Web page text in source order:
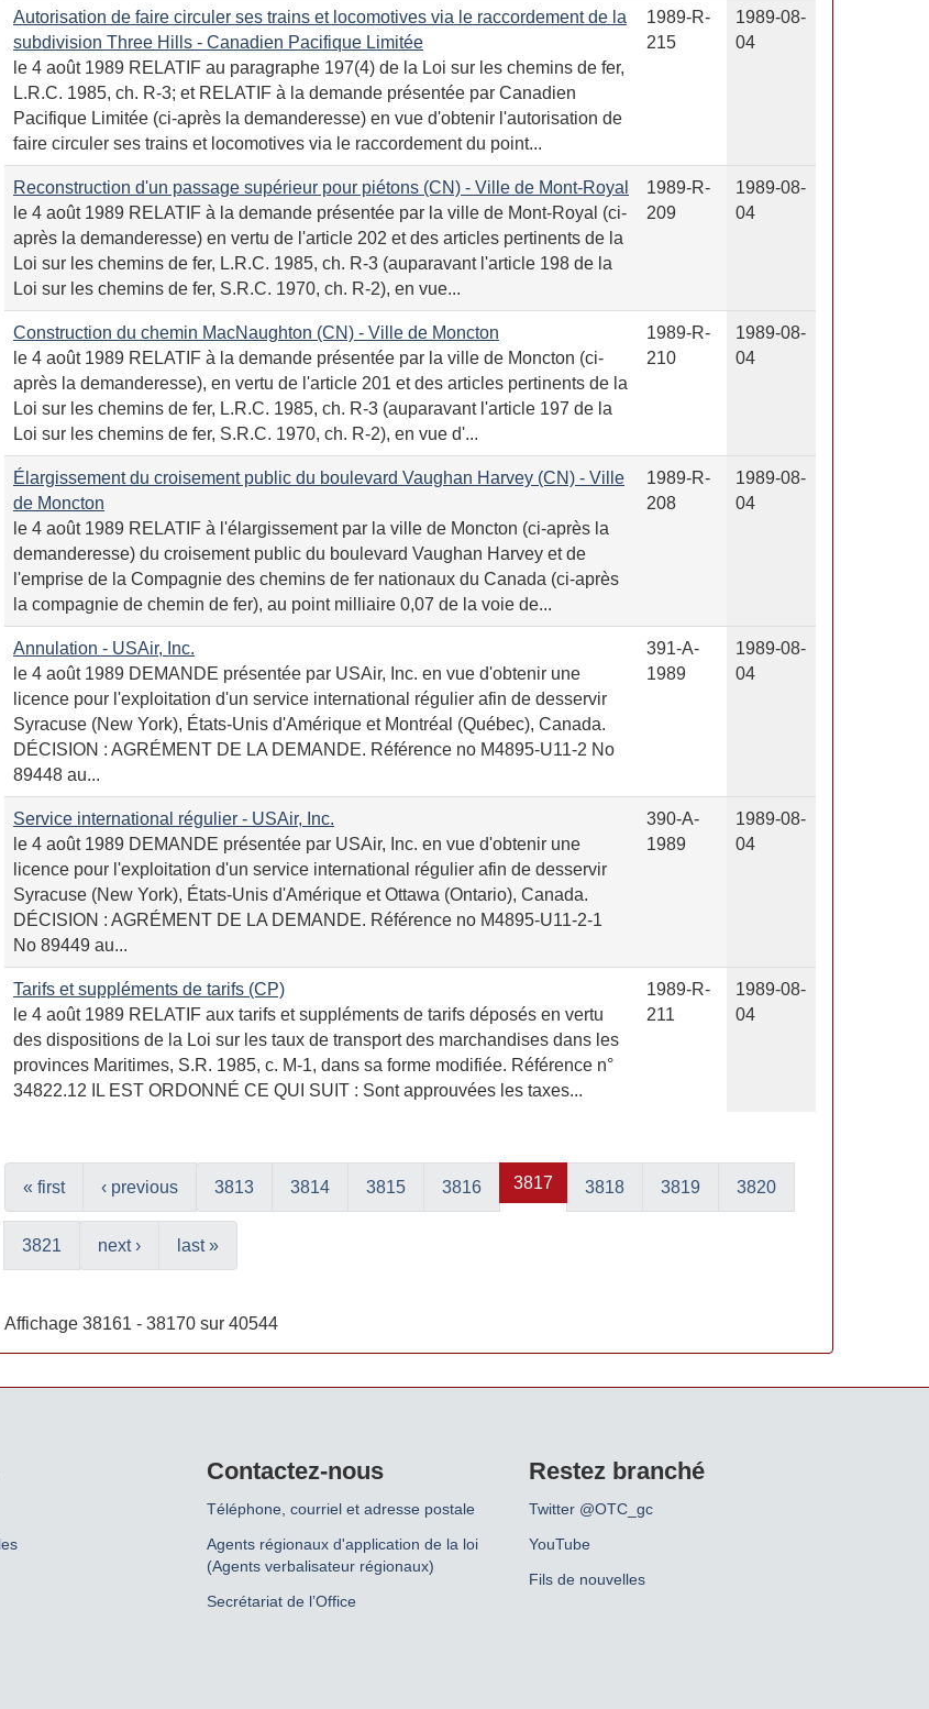
Autorisation de faire circuler ses trains et locomotives via le raccordement de la
subdivision Three Hills - Canadien Pacifique Limitée
le 4 août 1989 RELATIF au paragraphe 197(4) de la Loi sur les chemins de fer,
L.R.C. 1985, ch. R-3; et RELATIF à la demande présentée par Canadien
Pacifique Limitée (ci-après la demanderesse) en vue d'obtenir l'autorisation de
faire circuler ses trains et locomotives via le raccordement du point...
1989-R-
215
1989-08-
04
Reconstruction d'un passage supérieur pour piétons (CN) - Ville de Mont-Royal
le 4 août 1989 RELATIF à la demande présentée par la ville de Mont-Royal (ci-
après la demanderesse) en vertu de l'article 202 et des articles pertinents de la
Loi sur les chemins de fer, L.R.C. 1985, ch. R-3 (auparavant l'article 198 de la
Loi sur les chemins de fer, S.R.C. 1970, ch. R-2), en vue...
1989-R-
209
1989-08-
04
Construction du chemin MacNaughton (CN) - Ville de Moncton
le 4 août 1989 RELATIF à la demande présentée par la ville de Moncton (ci-
après la demanderesse), en vertu de l'article 201 et des articles pertinents de la
Loi sur les chemins de fer, L.R.C. 1985, ch. R-3 (auparavant l'article 197 de la
Loi sur les chemins de fer, S.R.C. 1970, ch. R-2), en vue d'...
1989-R-
210
1989-08-
04
Élargissement du croisement public du boulevard Vaughan Harvey (CN) - Ville
de Moncton
le 4 août 1989 RELATIF à l'élargissement par la ville de Moncton (ci-après la
demanderesse) du croisement public du boulevard Vaughan Harvey et de
l'emprise de la Compagnie des chemins de fer nationaux du Canada (ci-après
la compagnie de chemin de fer), au point milliaire 0,07 de la voie de...
1989-R-
208
1989-08-
04
Annulation - USAir, Inc.
le 4 août 1989 DEMANDE présentée par USAir, Inc. en vue d'obtenir une
licence pour l'exploitation d'un service international régulier afin de desservir
Syracuse (New York), États-Unis d'Amérique et Montréal (Québec), Canada.
DÉCISION : AGRÉMENT DE LA DEMANDE. Référence no M4895-U11-2 No
89448 au...
391-A-
1989
1989-08-
04
Service international régulier - USAir, Inc.
le 4 août 1989 DEMANDE présentée par USAir, Inc. en vue d'obtenir une
licence pour l'exploitation d'un service international régulier afin de desservir
Syracuse (New York), États-Unis d'Amérique et Ottawa (Ontario), Canada.
DÉCISION : AGRÉMENT DE LA DEMANDE. Référence no M4895-U11-2-1
No 89449 au...
390-A-
1989
1989-08-
04
Tarifs et suppléments de tarifs (CP)
le 4 août 1989 RELATIF aux tarifs et suppléments de tarifs déposés en vertu
des dispositions de la Loi sur les taux de transport des marchandises dans les
provinces Maritimes, S.R. 1985, c. M-1, dans sa forme modifiée. Référence n°
34822.12 IL EST ORDONNÉ CE QUI SUIT : Sont approuvées les taxes...
1989-R-
211
1989-08-
04
« first ‹ previous 3813 3814 3815 3816 3817 3818 3819 3820
3821 next › last »
Affichage 38161 - 38170 sur 40544
Contactez-nous
Téléphone, courriel et adresse postale
Agents régionaux d'application de la loi
(Agents verbalisateur régionaux)
Secrétariat de l’Office
Restez branché
Twitter @OTC_gc
YouTube
Fils de nouvelles